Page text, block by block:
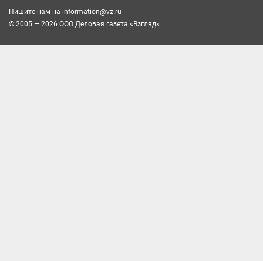
Пишите нам на information@vz.ru
© 2005 — 2026 ООО Деловая газета «Взгляд»